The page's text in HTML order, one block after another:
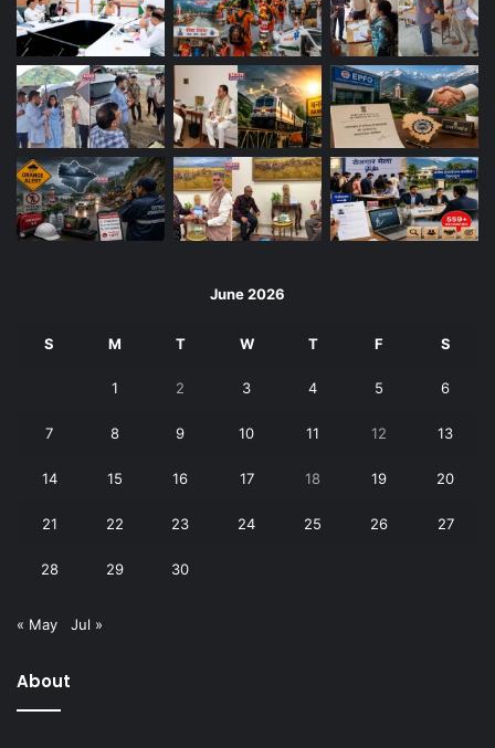
June 2026
S M T W T F S
1 2 3 4 5 6
7 8 9 10 11 12 13
14 15 16 17 18 19 20
21 22 23 24 25 26 27
28 29 30
« May Jul »
About